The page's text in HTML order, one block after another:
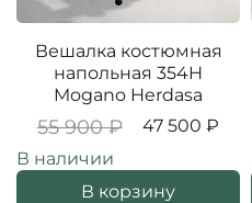
Вешалка костюмная
напольная 354H
Mogano Herdasa
55 900 ₽
47 500 ₽
В наличии
В корзину